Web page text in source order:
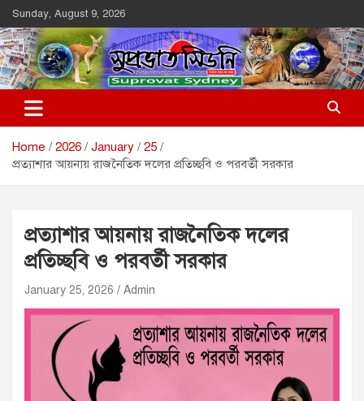
Skip
to
content
Sunday, August 9, 2026
Suprovat Sydney
The Leading Bangladesh Community Newspaper In Australia
Home 2026 January
25
প্রত্যাশার আয়নায় রাজনৈতিক দলের প্রতিচ্ছবি ও পরবর্তী সরকার
প্রত্যাশার আয়নায় রাজনৈতিক দলের
প্রতিচ্ছবি ও পরবর্তী সরকার
January 25, 2026 Admin